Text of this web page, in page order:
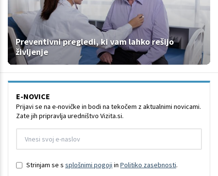
Preventivni pregledi, ki vam lahko rešijo
življenje
E-NOVICE
Prijavi se na e-novičke in bodi na tekočem z aktualnimi novicami.
Zate jih pripravlja uredništvo Vizita.si.
Strinjam se s splošnimi pogoji in Politiko zasebnosti.